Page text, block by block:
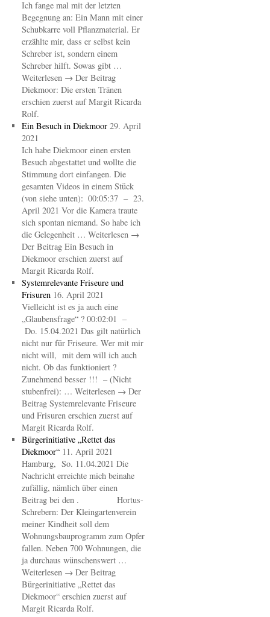
Ich fange mal mit der letzten
Begegnung an: Ein Mann mit einer
Schubkarre voll Pflanzmaterial. Er
erzählte mir, dass er selbst kein
Schreber ist, sondern einem
Schreber hilft. Sowas gibt …
Weiterlesen → Der Beitrag
Diekmoor: Die ersten Tränen
erschien zuerst auf Margit Ricarda
Rolf.
Ein Besuch in Diekmoor 29. April
2021
Ich habe Diekmoor einen ersten
Besuch abgestattet und wollte die
Stimmung dort einfangen. Die
gesamten Videos in einem Stück
(von siehe unten): 00:05:37 – 23.
April 2021 Vor die Kamera traute
sich spontan niemand. So habe ich
die Gelegenheit … Weiterlesen →
Der Beitrag Ein Besuch in
Diekmoor erschien zuerst auf
Margit Ricarda Rolf.
Systemrelevante Friseure und
Frisuren 16. April 2021
Vielleicht ist es ja auch eine
„Glaubensfrage“ ? 00:02:01 –
Do. 15.04.2021 Das gilt natürlich
nicht nur für Friseure. Wer mit mir
nicht will, mit dem will ich auch
nicht. Ob das funktioniert ?
Zunehmend besser !!! – (Nicht
stubenfrei): … Weiterlesen → Der
Beitrag Systemrelevante Friseure
und Frisuren erschien zuerst auf
Margit Ricarda Rolf.
Bürgerinitiative „Rettet das
Diekmoor“ 11. April 2021
Hamburg, So. 11.04.2021 Die
Nachricht erreichte mich beinahe
zufällig, nämlich über einen
Beitrag bei den . Hortus-
Schrebern: Der Kleingartenverein
meiner Kindheit soll dem
Wohnungsbauprogramm zum Opfer
fallen. Neben 700 Wohnungen, die
ja durchaus wünschenswert …
Weiterlesen → Der Beitrag
Bürgerinitiative „Rettet das
Diekmoor“ erschien zuerst auf
Margit Ricarda Rolf.